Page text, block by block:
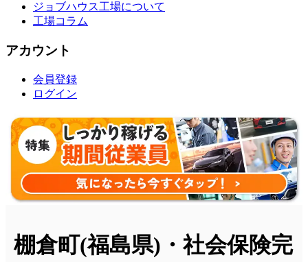
ジョブハウス工場について
工場コラム
アカウント
会員登録
ログイン
棚倉町(福島県)・社会保険完